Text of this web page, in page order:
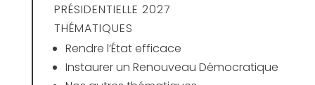
PRÉSIDENTIELLE 2027
THÉMATIQUES
Rendre l’État efficace
Instaurer un Renouveau Démocratique